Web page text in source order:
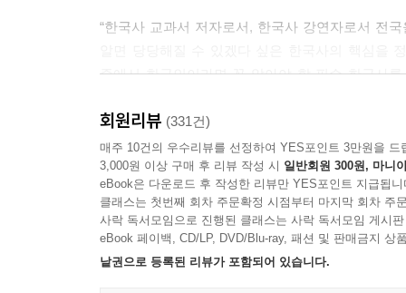
인도 전근대: 통일 왕조의 등장과 다양한 종교의 발
중국 고대: 분열과 통합으로 다진 중국 문명의 기틀
중국 중세: 호한 융합의 시대, 통일 왕조의 부활
중국 근세: 북방 민족이 이룬 정복 왕조 전성기
중국 근대: 아편전쟁부터 신해혁명까지
중국 현대: 신문화운동부터 톈안먼 사건까지
“한국사 교과서 저자로서, 한국사 강연자로서 전
중에서 한국인이라면 꼭 알아야 할 필수 한국사
것이다.
“기초 지식이 없어도 드라마를 보듯 빠져들게 된다
고조선 건국부터 현대까지,
반만년 우리 역사를 이해하기 위한 최소한의 지식
저자 최태성이 이 책을 쓰면서 가장 중요하게 생
회원리뷰 (331건)
매주 10건의 우수리뷰를 선정하여 YES포인트 3만원을 드
3,000원 이상 구매 후 리뷰 작성 시 일반회원 300원, 마니
eBook은 다운로드 후 작성한 리뷰만 YES포인트 지급됩니
클래스는 첫번째 회차 주문확정 시점부터 마지막 회차 주
사락 독서모임으로 진행된 클래스는 사락 독서모임 게시
eBook 페이백, CD/LP, DVD/Blu-ray, 패션 및 판매금지 상
낱권으로 등록된 리뷰가 포함되어 있습니다.